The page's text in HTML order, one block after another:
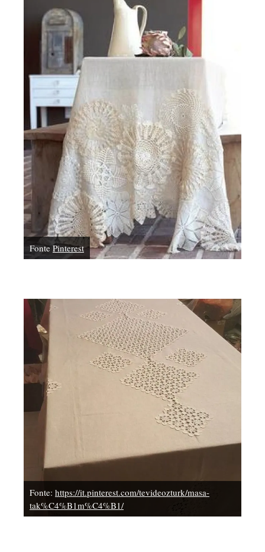
FontePinterest
Fonte: https://it.pinterest.com/tevideozturk/masa-
tak%C4%B1m%C4%B1/